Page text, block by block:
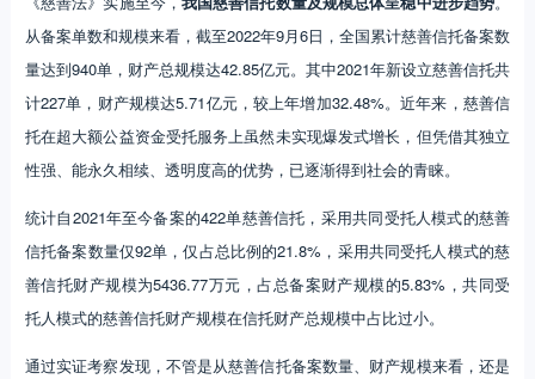
从备案单数和规模来看，截至2022年9月6日，全国累计慈善信托备案数
量达到940单，财产总规模达42.85亿元。其中2021年新设立慈善信托共
计227单，财产规模达5.71亿元，较上年增加32.48%。近年来，慈善信
托在超大额公益资金受托服务上虽然未实现爆发式增长，但凭借其独立
性强、能永久相续、透明度高的优势，已逐渐得到社会的青睐。
统计自2021年至今备案的422单慈善信托，采用共同受托人模式的慈善
信托备案数量仅92单，仅占总比例的21.8%，采用共同受托人模式的慈
善信托财产规模为5436.77万元，占总备案财产规模的5.83%，共同受
托人模式的慈善信托财产规模在信托财产总规模中占比过小。
通过实证考察发现，不管是从慈善信托备案数量、财产规模来看，还是